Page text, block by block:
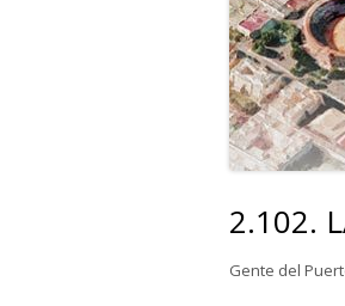
2.102.
Autor
Gente del